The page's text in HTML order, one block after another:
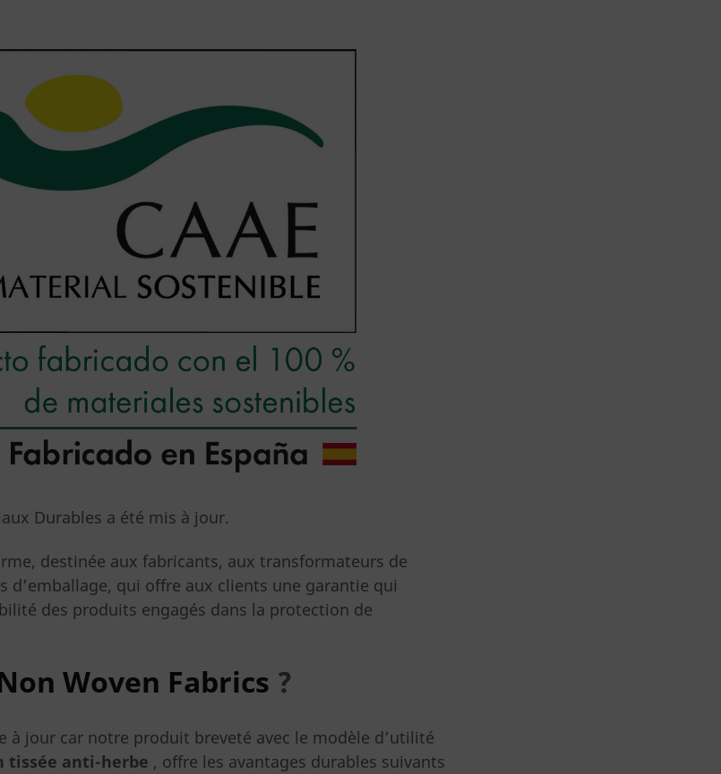
Durables a été mis à jour.
destinée aux fabricants, aux transformateurs de
d’emballage, qui offre aux clients une garantie qui
des produits engagés dans la protection de
Woven Fabrics ?
à jour car notre produit breveté avec le modèle d’utilité
tissée anti-herbe , offre les avantages durables suivants